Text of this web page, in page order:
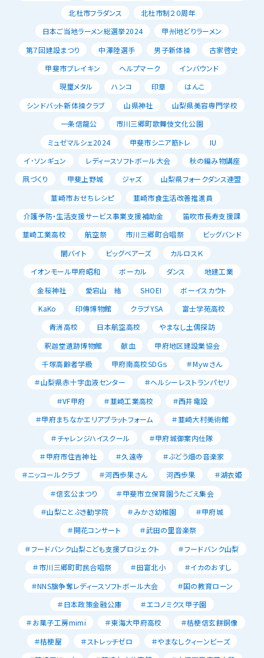
北杜市フラダンス
北杜市制２０周年
日本ご当地ラーメン総選挙2024
甲州地どりラーメン
第７回建設まつり
中澤陸選手 男子新体操
古家啓史
甲斐市ブレイキン
ヘルプマーク
インバウンド
現璽メタル
ハンコ 印章
はんこ
シンドバット新体操クラブ
山県神社
山梨県美容専門学校
一条信龍公
市川三郷町歌舞伎文化公園
ミュゼマルシェ2024
甲斐市シニア筋トレ
IU
イ･ソンギュン
レディースソフトボール大会
秋の編み物講座
凧づくり
甲斐上野城 ジャズ
山梨県フォークダンス連盟
韮崎市おせちレシピ
韮崎市食生活改善推進員
介護予防・生活支援サービス事業支援補助金
笛吹市長寿支援課
韮崎工業高校
航空祭 市川三郷町合唱祭
ビッグバンド
闇バイト
ビッグベアーズ
カルロスＫ
イオンモール甲府昭和
ボーカル ダンス
地建工業
金桜神社
愛宕山 結 SHOEI
ボーイスカウト
KaKo
印傳博物館 クラブYSA
富士学苑高校
青洲高校
日本航空高校
やまなし土偶探訪
釈迦堂遺跡博物館
献血
甲府地区建設業協会
千塚高齢者学級
甲府南高校SDGｓ
＃Mｙwさん
＃山梨県赤十字血液センター
＃ヘルシーレストランパセリ
＃VF甲府
＃韮崎工業高校
＃西井電設
＃甲府まちなかエリアプラットフォーム
＃韮崎大村美術館
＃チャレンジハイスクール
＃甲府城御案内仕隊
＃甲府市住吉神社
＃久遠寺
＃ぶどう畑の音楽家
＃ニッコールクラブ
＃河西歩果さん 河西歩果
＃湖衣姫
＃信玄公まつり
＃甲斐市立保育園うたごえ集会
＃山梨ことぶき勧学院
＃みかさ幼稚園
＃甲府城
＃開花コンサート
＃武田の里音楽祭
＃フードバンク山梨こども支援プロジェクト
＃フードバンク山梨
＃市川三郷町町民合唱祭
＃田富北小
＃イカのおすし
＃NNS旗争奪レディースソフトボール大会
＃国の教育ローン
＃日本政策金融公庫
＃エコノミクス甲子園
＃お菓子工房mimi
＃東海大甲府高校
＃桔梗信玄餅銅像
＃桔梗屋
＃ストレッチゼロ
＃やまなしクィーンビーズ